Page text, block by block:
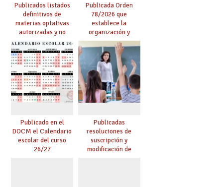
Publicados listados
definitivos de
materias optativas
autorizadas y no
autorizadas en ESO y
Bachillerato,
definidas por los
centros
Publicada Orden
78/2026 que
establece la
organización y
desarrollo de los
programas bilingües
y plurilingües
Publicado en el
DOCM el Calendario
escolar del curso
26/27
Publicadas
resoluciones de
suscripción y
modificación de